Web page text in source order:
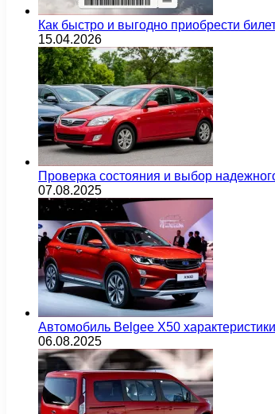
Как быстро и выгодно приобрести
15.04.2026
Проверка состояния и выбор
07.08.2025
Автомобиль Belgee X50
06.08.2025